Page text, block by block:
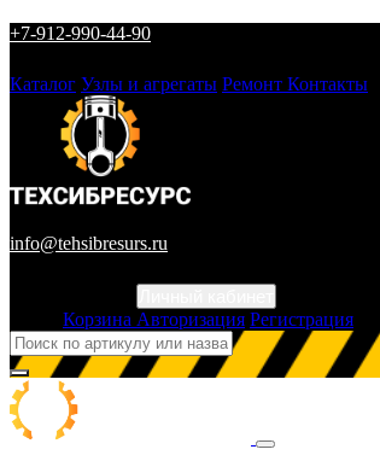
+7-912-990-44-90
Каталог Узлы и агрегаты Ремонт Контакты
info@tehsibresurs.ru
Корзина Авторизация Регистрация